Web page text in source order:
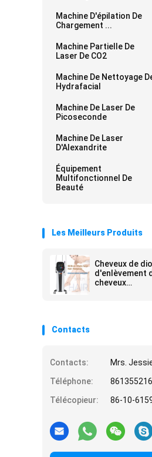
Machine D'épilation De
Chargement ...
Machine Partielle De
Laser De CO2
Machine De Nettoyage
Hydrafacial
Machine De Laser De
Picoseconde
Machine De Laser
D'Alexandrite
Équipement
Multifonctionnel De
Beauté
Les Meilleurs Produits
Cheveux de
d'enlèvement
cheveux
Contacts
Contacts:
Mrs.
Téléphone:
Télécopieur:
86-10-